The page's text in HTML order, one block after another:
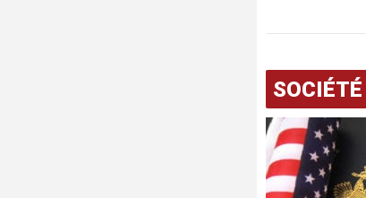
SOCIÉTÉ